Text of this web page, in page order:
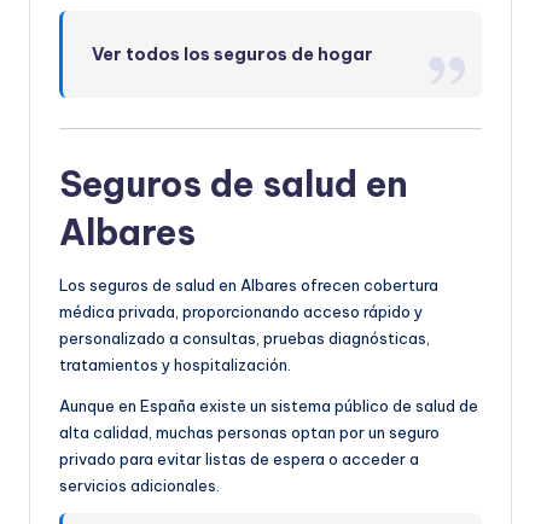
Ver todos los seguros de hogar
Seguros de salud en
Albares
Los seguros de salud en Albares ofrecen cobertura
médica privada, proporcionando acceso rápido y
personalizado a consultas, pruebas diagnósticas,
tratamientos y hospitalización.
Aunque en España existe un sistema público de salud de
alta calidad, muchas personas optan por un seguro
privado para evitar listas de espera o acceder a
servicios adicionales.